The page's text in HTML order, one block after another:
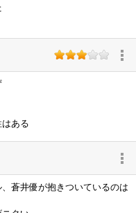
ある
蒼井優が抱きついているのは